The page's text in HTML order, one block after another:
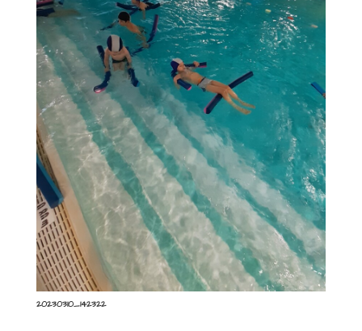
20230310_142322